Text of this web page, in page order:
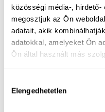
közösségi média-,
megosztjuk az Ön
adatait, akik
adatokkal, amelyeket Ön
Ön által használt más
kiválasztása
Elengedhetetlen